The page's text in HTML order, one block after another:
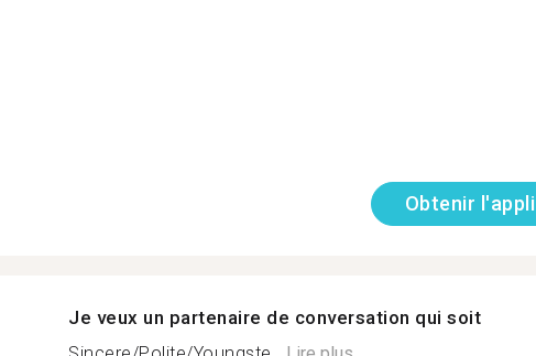
Obtenir l'appli
Je veux un partenaire de conversation qui soit